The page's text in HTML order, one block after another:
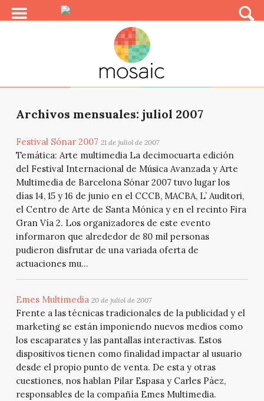
Archivos mensuales: juliol 2007
Festival Sónar 2007 21 de juliol de 2007
Temática: Arte multimedia La decimocuarta edición
del Festival Internacional de Música Avanzada y Arte
Multimedia de Barcelona Sónar 2007 tuvo lugar los
días 14, 15 y 16 de junio en el CCCB, MACBA, L’ Auditori,
el Centro de Arte de Santa Mónica y en el recinto Fira
Gran Vía 2. Los organizadores de este evento
informaron que alrededor de 80 mil personas
pudieron disfrutar de una variada oferta de
actuaciones mu...
Emes Multimedia 20 de juliol de 2007
Frente a las técnicas tradicionales de la publicidad y el
marketing se están imponiendo nuevos medios como
los escaparates y las pantallas interactivas. Estos
dispositivos tienen como finalidad impactar al usuario
desde el propio punto de venta. De esta y otras
cuestiones, nos hablan Pilar Espasa y Carles Pàez,
responsables de la compañía Emes Multimedia.